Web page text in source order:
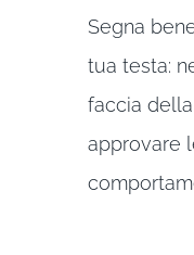
Segna
tua testa:
faccia
approvare